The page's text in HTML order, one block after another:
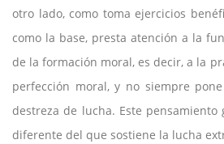
otro lado, como toma ejercicios
como la base, presta atención a la
de la formación moral, es decir, a la
perfección moral, y no siempre
destreza de lucha. Este pensamiento
diferente del que sostiene la lucha